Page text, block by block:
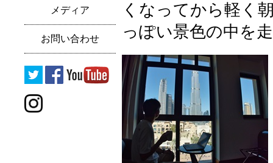
メディア
お問い合わせ
くなってから軽く
っぽい景色の中を